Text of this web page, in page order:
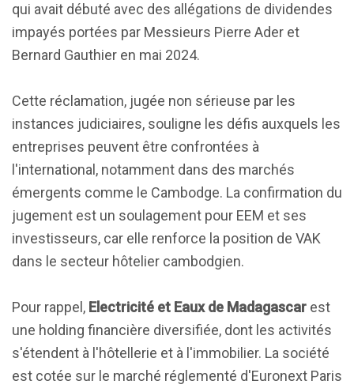
qui avait débuté avec des allégations de dividendes
impayés portées par Messieurs Pierre Ader et
Bernard Gauthier en mai 2024.
Cette réclamation, jugée non sérieuse par les
instances judiciaires, souligne les défis auxquels les
entreprises peuvent être confrontées à
l'international, notamment dans des marchés
émergents comme le Cambodge. La confirmation du
jugement est un soulagement pour EEM et ses
investisseurs, car elle renforce la position de VAK
dans le secteur hôtelier cambodgien.
Pour rappel, Electricité et Eaux de Madagascar est
une holding financière diversifiée, dont les activités
s'étendent à l'hôtellerie et à l'immobilier. La société
est cotée sur le marché réglementé d'Euronext Paris